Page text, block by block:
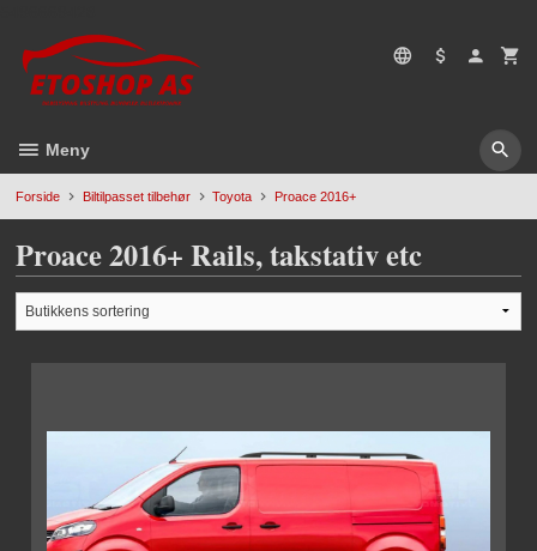
til
innholdet
Meny
Forside Biltilpasset tilbehør Toyota Proace 2016+
Proace 2016+ Rails, takstativ etc